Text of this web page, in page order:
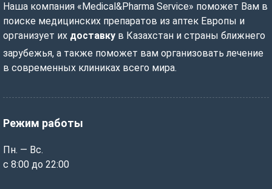
Наша компания «Medical&Pharma Service» поможет Вам в
поиске медицинских препаратов из аптек Европы и
организует их доставку в Казахстан и страны ближнего
зарубежья, а также поможет вам организовать лечение
в современных клиниках всего мира.
Режим работы
Пн. — Вс.
с 8:00 до 22:00